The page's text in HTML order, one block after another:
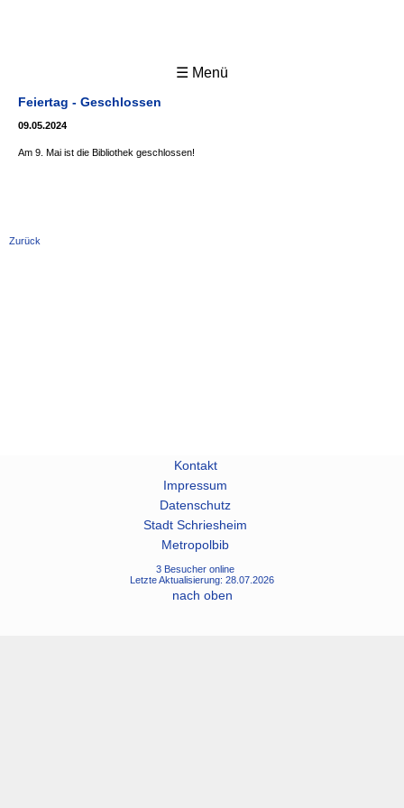
☰ Menü
Feiertag - Geschlossen
09.05.2024
Am 9. Mai ist die Bibliothek geschlossen!
Zurück
Kontakt
Impressum
Datenschutz
Stadt Schriesheim
Metropolbib
3 Besucher online
Letzte Aktualisierung: 28.07.2026
nach oben